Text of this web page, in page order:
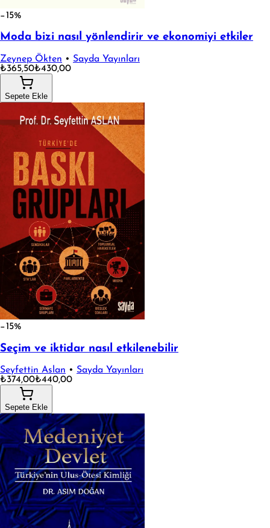
−15%
Moda bizi nasıl yönlendirir ve ekonomiyi etkiler
Zeynep Ökten • Sayda Yayınları
₺365,50₺430,00
Sepete Ekle
−15%
Seçim ve iktidar nasıl etkilenebilir
Seyfettin Aslan • Sayda Yayınları
₺374,00₺440,00
Sepete Ekle